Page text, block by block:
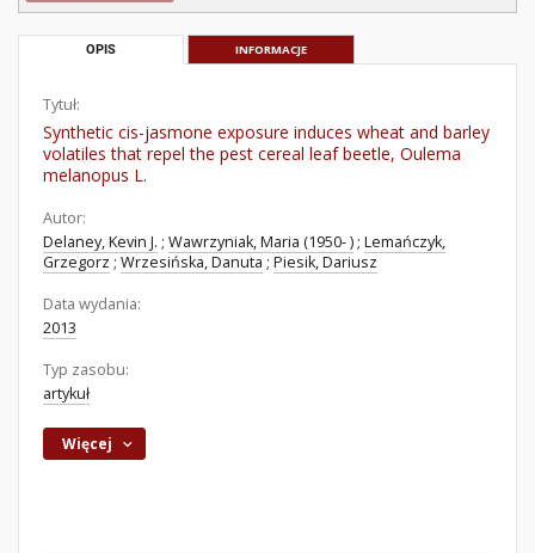
OPIS INFORMACJE
Tytuł:
Synthetic cis-jasmone exposure induces wheat and barley
volatiles that repel the pest cereal leaf beetle, Oulema
melanopus L.
Autor:
Delaney, Kevin J. ; Wawrzyniak, Maria (1950- ) ; Lemańczyk,
Grzegorz ; Wrzesińska, Danuta ; Piesik, Dariusz
Data wydania:
2013
Typ zasobu:
artykuł
Więcej